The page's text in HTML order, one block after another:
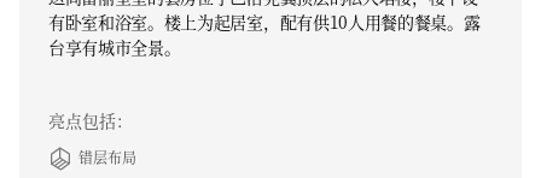
有卧室和浴室。楼上为起居室，配有供10人用餐的餐桌。露
台享有城市全景。
亮点包括：
错层布局